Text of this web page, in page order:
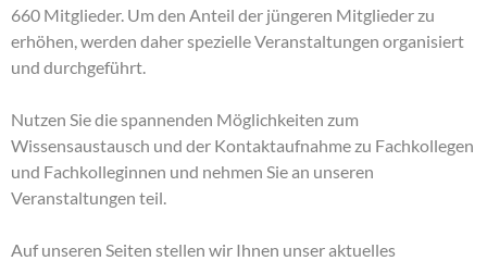
660 Mitglieder. Um den Anteil der jüngeren Mitglieder zu
erhöhen, werden daher spezielle Veranstaltungen organisiert
und durchgeführt.
Nutzen Sie die spannenden Möglichkeiten zum
Wissensaustausch und der Kontaktaufnahme zu Fachkollegen
und Fachkolleginnen und nehmen Sie an unseren
Veranstaltungen teil.
Auf unseren Seiten stellen wir Ihnen unser aktuelles